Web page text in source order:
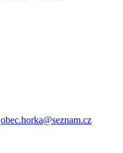
obec.horka@seznam.cz